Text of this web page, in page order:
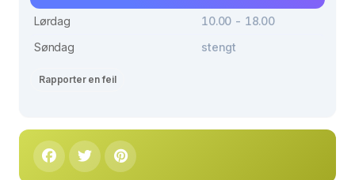
Lørdag
10.00 - 18.00
Søndag
stengt
Rapporter en feil